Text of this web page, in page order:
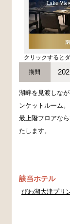
クリックすると
期間
湖畔を見渡しな
ンケットルーム。
最上階フロアな
たします。
該当ホテル
びわ湖大津プリ